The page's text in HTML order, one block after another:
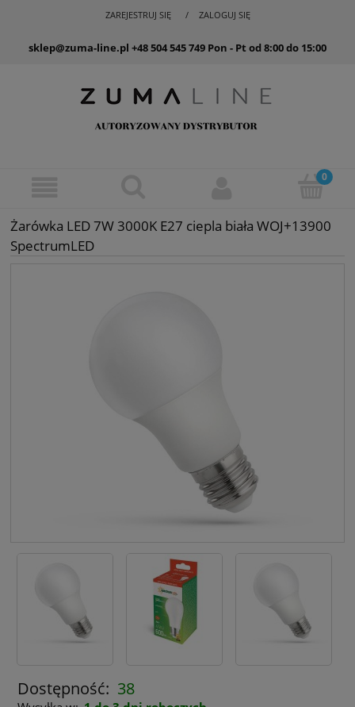
ZAREJESTRUJ SIĘ ZALOGUJ SIĘ
sklep@zuma-line.pl +48 504 545 749 Pon - Pt od 8:00 do 15:00
Żarówka LED 7W 3000K E27 ciepla biała WOJ+13900
SpectrumLED
Dostępność: 38